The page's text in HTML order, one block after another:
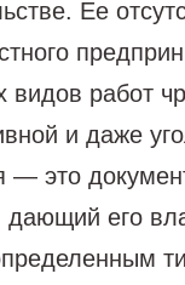
Ее
работ
и даже
— это
дающий его